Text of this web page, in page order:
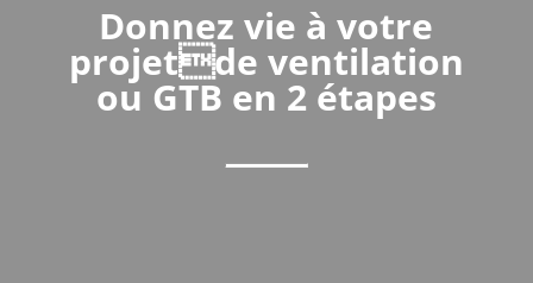
Donnez vie à votre
projetde ventilation
ou GTB en 2 étapes